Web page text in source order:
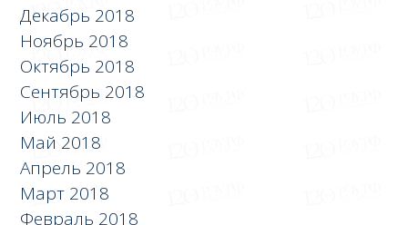
Декабрь 2018
Ноябрь 2018
Октябрь 2018
Сентябрь 2018
Июль 2018
Май 2018
Апрель 2018
Март 2018
Февраль 2018